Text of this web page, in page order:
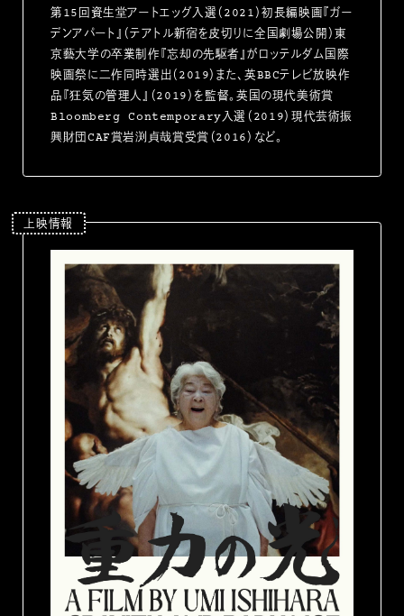
第15回資生堂アートエッグ入選（2021）初長編映画『ガー
デンアパート』（テアトル新宿を皮切りに全国劇場公開）東
京藝大学の卒業制作『忘却の先駆者』がロッテルダム国際
映画祭に二作同時選出（2019）また、英BBCテレビ放映作
品『狂気の管理人』（2019）を監督。英国の現代美術賞
Bloomberg Contemporary入選（2019）現代芸術振
興財団CAF賞岩渕貞哉賞受賞（2016）など。
上映情報